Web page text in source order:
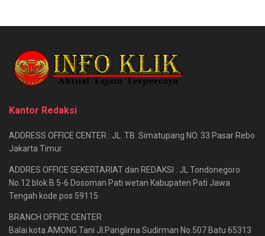
Kantor Redaksi
ADDRESS OFFICE CENTER : JL. TB .Simatupang NO. 33 Pasar Rebo
Jakarta Timur
ADDRES OFFICE SEKERTARIAT dan REDAKSI : JL.Tondonegoro
No.12 blok B 5-6 Dosoman Pati wetan Kabupaten Pati Jawa
Tengah kode pos 59115
BRANCH OFFICE CENTER
Balai kota AMONG Tani Jl.Panglima Sudirman No.507 Batu 65313